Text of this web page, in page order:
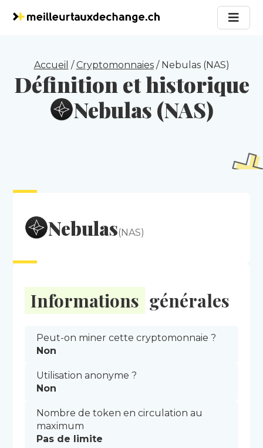
Accueil /Cryptomonnaies/ Nebulas (NAS)
Définition et historique
Nebulas (NAS)
Nebulas(NAS)
Informations générales
Peut-on miner cette cryptomonnaie ?
Non
Utilisation anonyme ?
Non
Nombre de token en circulation au
maximum
Pas de limite